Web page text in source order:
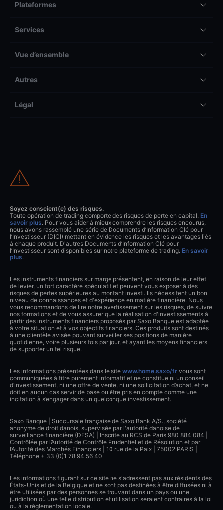
Plateformes
Services
Vue d’ensemble
Autres
Légal
Soyez conscient(e) des risques.
Toute opération de trading comporte des risques de perte en capital. En
savoir plus. Pour vous aider à mieux comprendre les risques encourus,
nous avons rassemblé une série de Documents d’Information Clé pour
l’Investisseur (DICI) mettant en évidence les risques et les avantages liés
à chaque produit. D'autres Documents d’Information Clé pour
l’Investisseur sont disponibles sur notre plateforme de trading. En savoir
plus.
Les instruments financiers sur marge présentent, en raison de leur effet
de levier, un fort caractère spéculatif et peuvent vous exposer à des
risques de pertes supérieures au montant investi. Ils nécessitent un bon
niveau de connaissances et d'expérience en matière financière. Nous
vous recommandons de lire notre avertissement sur les risques, de suivre
nos formations et de vous assurer que la réalisation d'investissements à
partir des instruments financiers proposés par Saxo Banque est adaptée
à votre situation et à vos objectifs financiers. Ces produits sont destinés
à une clientèle avisée pouvant surveiller ses positions de manière
quotidienne, voire plusieurs fois par jour, et ayant les moyens financiers
de supporter un tel risque.
Les informations présentées dans le site www.home.saxo/fr vous sont
communiquées à titre purement informatif et ne constitue ni un conseil
d’investissement, ni une offre de vente, ni une sollicitation d’achat, et ne
doit en aucun cas servir de base ou être pris en compte comme une
incitation à s’engager dans un quelconque investissement.
Saxo Banque | Succursale française de Saxo Bank A/S., société
anonyme de droit danois, supervisée par l'autorité danoise de
surveillance financière (DFSA) | Inscrite au RCS de Paris 980 884 084 |
Contrôlée par l’Autorité de Contrôle Prudentiel et de Résolution et par
l’Autorité des Marchés Financiers | 10 rue de la Paix | 75002 PARIS |
Téléphone + 33 (0)1 78 94 56 40
Les informations figurant sur ce site ne s'adressent pas aux résidents des
États-Unis et de la Belgique et ne sont pas destinées à être diffusées ni à
être utilisées par des personnes se trouvant dans un pays ou une
juridiction où une telle distribution et utilisation seraient contraires à la loi
ou à la règlementation locale.